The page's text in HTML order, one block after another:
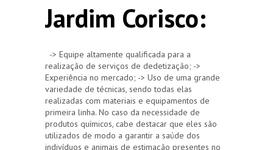
Jardim Corisco:
-> Equipe altamente qualificada para a
realização de serviços de dedetização; ->
Experiência no mercado; -> Uso de uma grande
variedade de técnicas, sendo todas elas
realizadas com materiais e equipamentos de
primeira linha. No caso da necessidade de
produtos químicos, cabe destacar que eles são
utilizados de modo a garantir a saúde dos
indivíduos e animais de estimação presentes no